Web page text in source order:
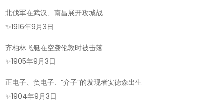
北伐军在武汉、南昌展开攻城战
✨1916年9月3日
齐柏林飞艇在空袭伦敦时被击落
✨1905年9月3日
正电子、负电子、“介子”的发现者安德森出生
✨1904年9月3日